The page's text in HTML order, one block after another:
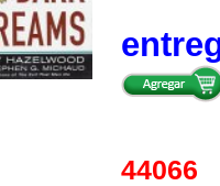
44066